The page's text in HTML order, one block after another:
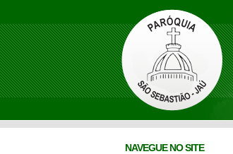
NAVEGUE NO SITE